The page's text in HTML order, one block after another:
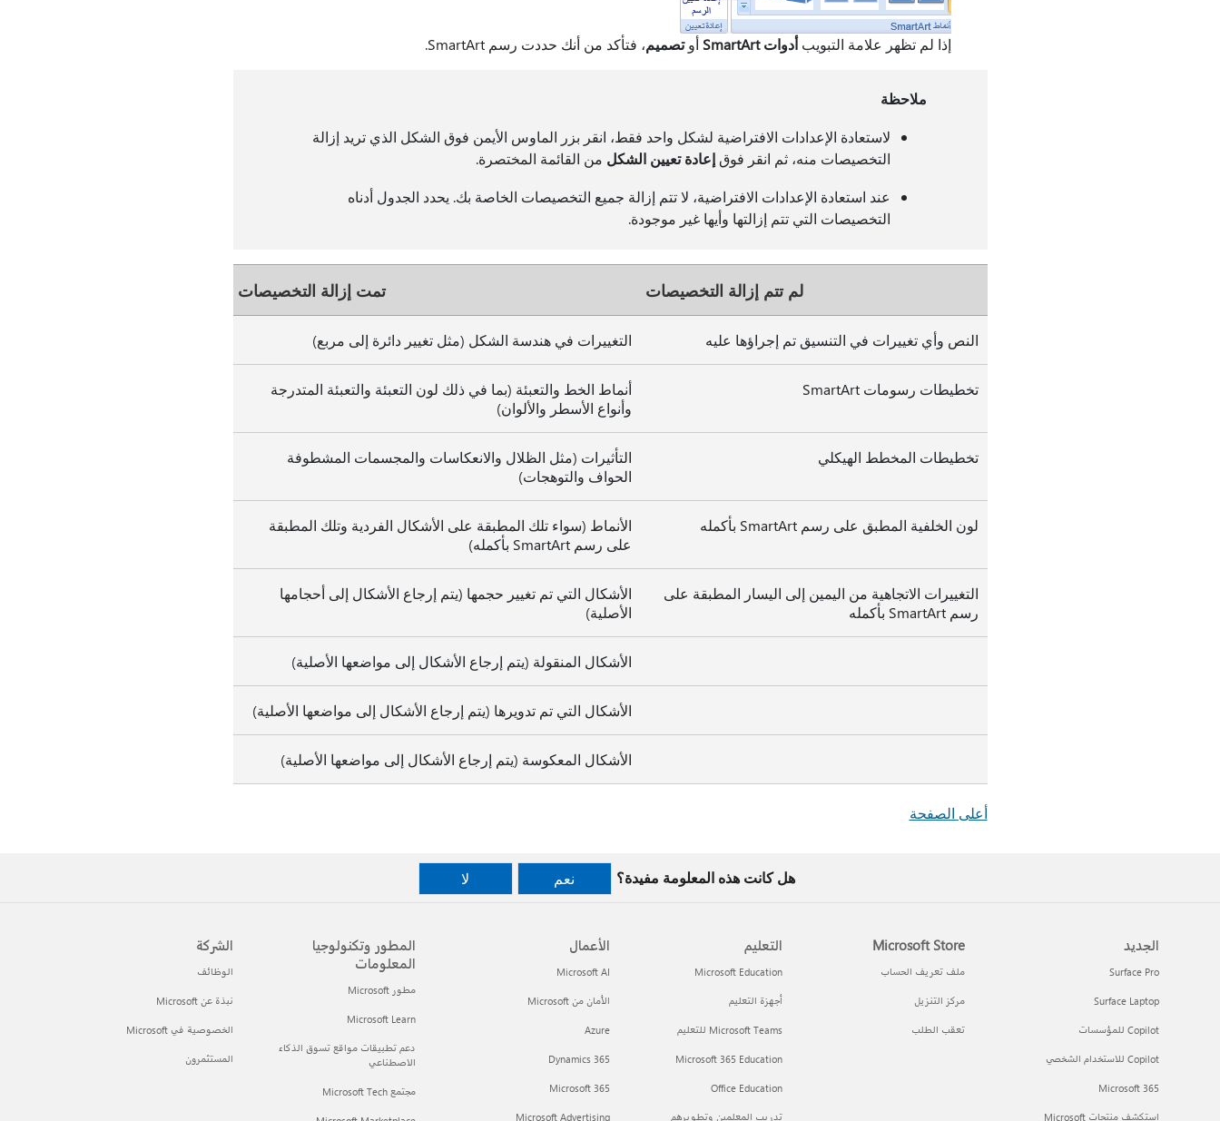
إذا لم تظهر علامة التبويبأدوات SmartArt أوتصميم، فتأكد من أنك حددت رسم SmartArt.
ملاحظة
لاستعادة الإعدادات الافتراضية لشكل واحد فقط، انقر بزر الماوس الأيمن فوق الشكل الذي تريد إزالة
التخصيصات منه، ثم انقر فوق إعادة تعيين الشكل من القائمة المختصرة.
عند استعادة الإعدادات الافتراضية، لا تتم إزالة جميع التخصيصات الخاصة بك. يحدد الجدول أدناه
التخصيصات التي تتم إزالتها وأيها غير موجودة.
لم تتم إزالة التخصيصات تمت إزالة التخصيصات
النص وأي تغييرات في التنسيق تم إجراؤها عليه التغييرات في هندسة الشكل (مثل تغيير دائرة إلى مربع)
تخطيطات رسومات SmartArt
أنماط الخط والتعبئة (بما في ذلك لون التعبئة والتعبئة المتدرجة
وأنواع الأسطر والألوان)
تخطيطات المخطط الهيكلي
التأثيرات (مثل الظلال والانعكاسات والمجسمات المشطوفة
الحواف والتوهجات)
لون الخلفية المطبق على رسم SmartArt بأكمله
الأنماط (سواء تلك المطبقة على الأشكال الفردية وتلك المطبقة
على رسم SmartArt بأكمله)
التغييرات الاتجاهية من اليمين إلى اليسار المطبقة على
رسم SmartArt بأكمله
الأشكال التي تم تغيير حجمها (يتم إرجاع الأشكال إلى أحجامها
الأصلية)
الأشكال المنقولة (يتم إرجاع الأشكال إلى مواضعها الأصلية)
الأشكال التي تم تدويرها (يتم إرجاع الأشكال إلى مواضعها الأصلية)
الأشكال المعكوسة (يتم إرجاع الأشكال إلى مواضعها الأصلية)
أعلى الصفحة
هل كانت هذه المعلومة مفيدة؟ نعم لا
الجديد
Surface Pro
Surface Laptop
Copilot للمؤسسات
Copilot للاستخدام الشخصي
Microsoft 365
استكشف منتجات Microsoft
Microsoft Store
ملف تعريف الحساب
مركز التنزيل
تعقب الطلب
التعليم
Microsoft Education
أجهزة التعليم
Microsoft Teams للتعليم
Microsoft 365 Education
Office Education
تدريب المعلمين وتطويرهم
الأعمال
Microsoft AI
الأمان من Microsoft
Azure
Dynamics 365
Microsoft 365
Microsoft Advertising
المطور وتكنولوجيا
المعلومات
مطور Microsoft
Microsoft Learn
دعم تطبيقات مواقع تسوق الذكاء
الاصطناعي
مجتمع Microsoft Tech
الشركة
الوظائف
نبذة عن Microsoft
الخصوصية في Microsoft
المستثمرون